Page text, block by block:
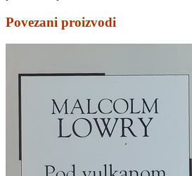
Povezani proizvodi